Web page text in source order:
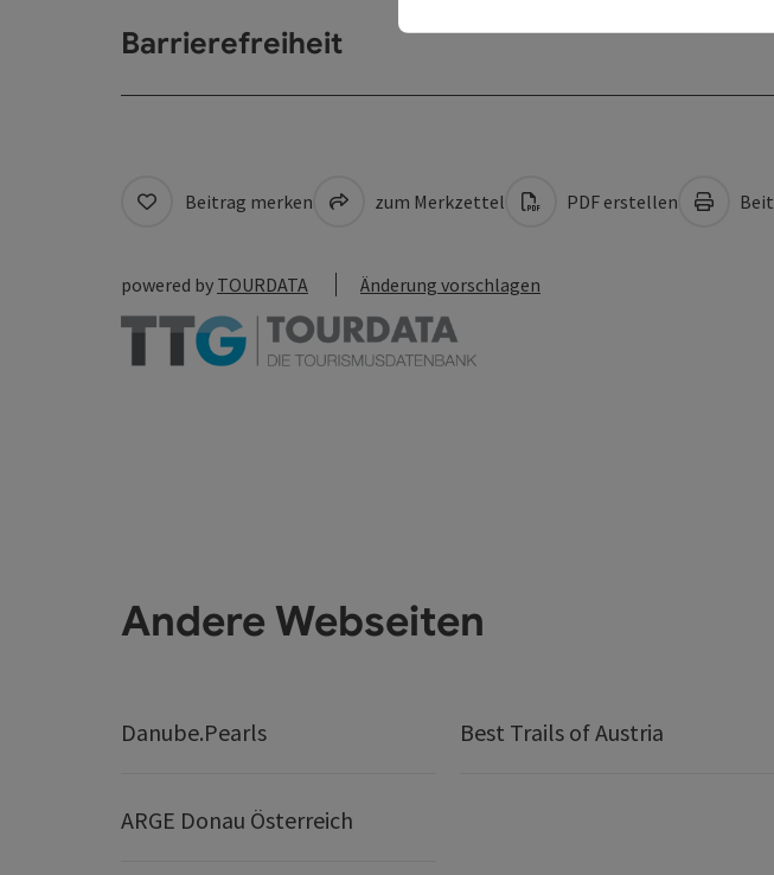
Barrierefreiheit
Beitrag merken zum Merkzettel PDF erstellen
powered by TOURDATA Änderung vorschlagen
Andere Webseiten
Danube.Pearls Best Trails of Austria
ARGE Donau Österreich